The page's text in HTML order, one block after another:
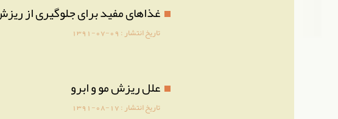
غذاهای مفید برای جلوگیری از
تاریخ انتشار :1391-07-09
علل ریزش مو و ابرو
تاریخ انتشار :1391-08-17